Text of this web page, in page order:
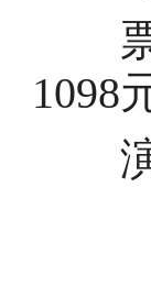
票
1098
演